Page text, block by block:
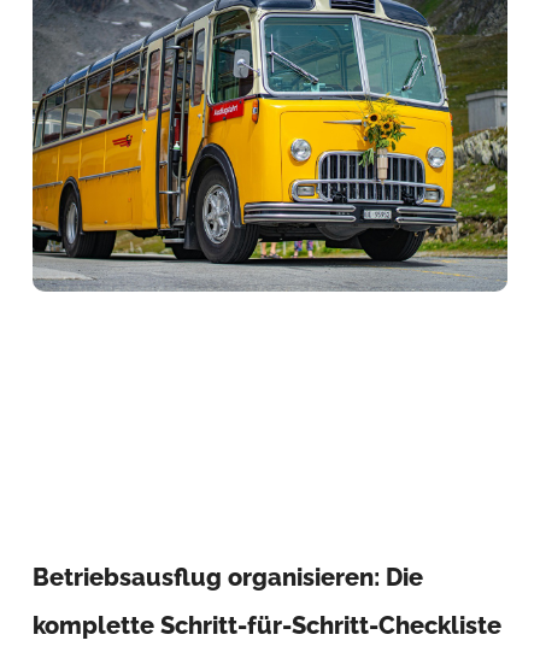
Betriebsausflug organisieren: Die
komplette Schritt-für-Schritt-Checkliste